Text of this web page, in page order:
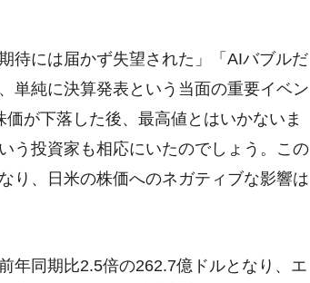
待には届かず失望された」「AIバブルだ
単純に決算発表という当面の重要イベン
が下落した後、最高値とはいかないま
う投資家も相応にいたのでしょう。この
り、日米の株価へのネガティブな影響は
年同期比2.5倍の262.7億ドルとなり、エ